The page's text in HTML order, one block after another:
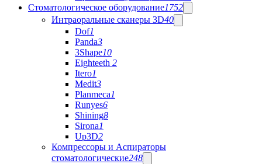
Стоматологическое оборудование1752
Интраоральные сканеры 3D40
Dof1
Panda3
3Shape10
Eighteeth 2
Itero1
Medit3
Planmeca1
Runyes6
Shining8
Sirona1
Up3D2
Компрессоры и Аспираторы
стоматологические248